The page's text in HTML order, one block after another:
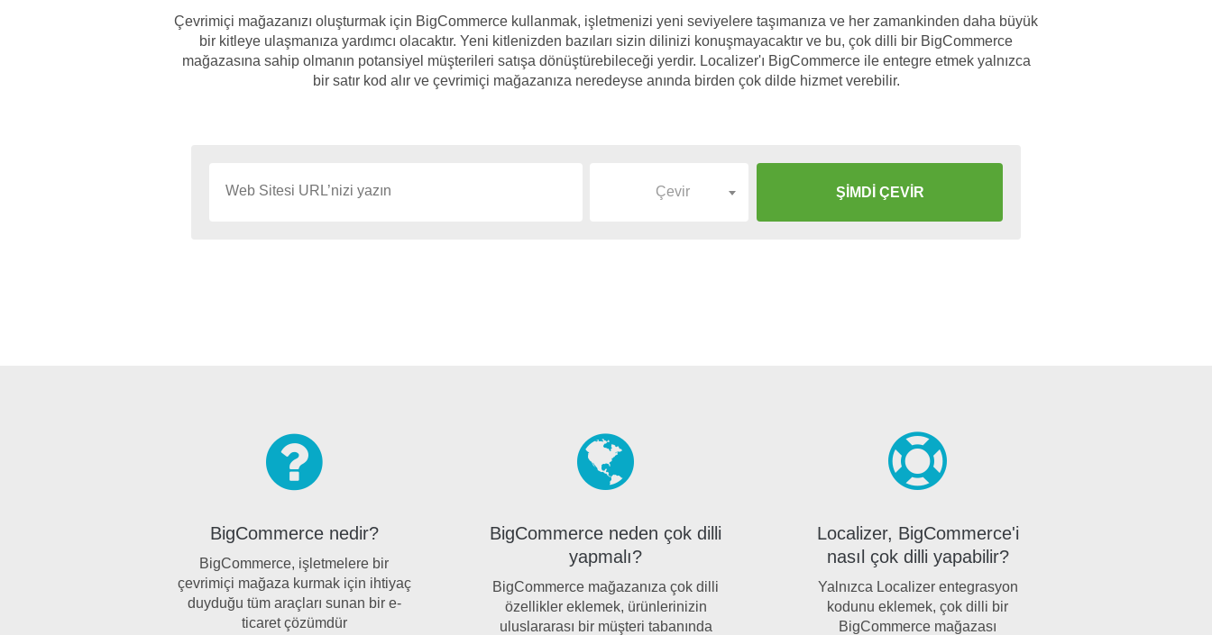
Çevrimiçi mağazanızı oluşturmak için BigCommerce kullanmak, işletmenizi yeni seviyelere taşımanıza ve her zamankinden daha büyük
bir kitleye ulaşmanıza yardımcı olacaktır. Yeni kitlenizden bazıları sizin dilinizi konuşmayacaktır ve bu, çok dilli bir BigCommerce
mağazasına sahip olmanın potansiyel müşterileri satışa dönüştürebileceği yerdir. Localizer'ı BigCommerce ile entegre etmek yalnızca
bir satır kod alır ve çevrimiçi mağazanıza neredeyse anında birden çok dilde hizmet verebilir.
Çevir ŞİMDİ ÇEVİR
BigCommerce nedir?
BigCommerce, işletmelere bir
çevrimiçi mağaza kurmak için ihtiyaç
duyduğu tüm araçları sunan bir e-
ticaret çözümdür
BigCommerce neden çok dilli
yapmalı?
BigCommerce mağazanıza çok dilli
özellikler eklemek, ürünlerinizin
uluslararası bir müşteri tabanında
Localizer, BigCommerce'i
nasıl çok dilli yapabilir?
Yalnızca Localizer entegrasyon
kodunu eklemek, çok dilli bir
BigCommerce mağazası